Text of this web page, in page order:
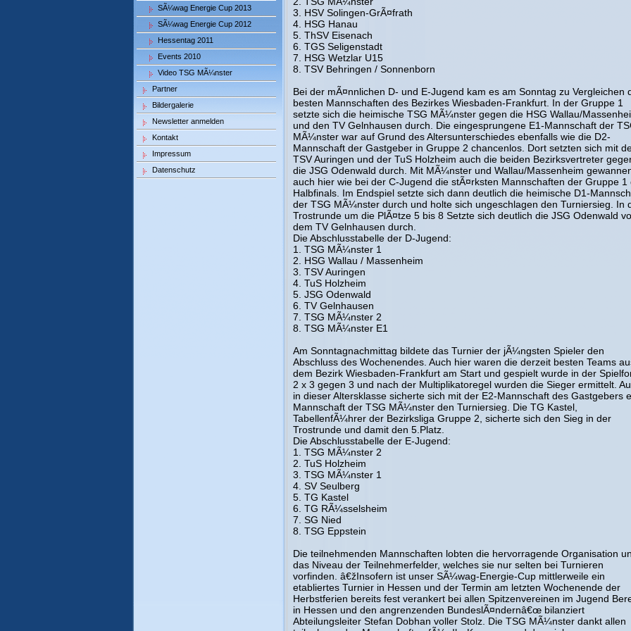
SÃ¼wag Energie Cup 2013
SÃ¼wag Energie Cup 2012
Hessentag 2011
Events 2010
Video TSG MÃ¼nster
Partner
Bildergalerie
Newsletter anmelden
Kontakt
Impressum
Datenschutz
3. HSV Solingen-GrÃ¤frath
4. HSG Hanau
5. ThSV Eisenach
6. TGS Seligenstadt
7. HSG Wetzlar U15
8. TSV Behringen / Sonnenborn
Bei der mÃ¤nnlichen D- und E-Jugend kam es am Sonntag zu Vergleichen
besten Mannschaften des Bezirkes Wiesbaden-Frankfurt. In der Gruppe 1
setzte sich die heimische TSG MÃ¼nster gegen die HSG Wallau/
und den TV Gelnhausen durch. Die eingesprungene E1-Mannschaft der
MÃ¼nster war auf Grund des Altersunterschiedes ebenfalls wie die D2-
Mannschaft der Gastgeber in Gruppe 2 chancenlos. Dort setzten sich mit
TSV Auringen und der TuS Holzheim auch die beiden Bezirksvertreter
die JSG Odenwald durch. Mit MÃ¼nster und Wallau/Massenheim
auch hier wie bei der C-Jugend die stÃ¤rksten Mannschaften der Gruppe 1
Halbfinals. Im Endspiel setzte sich dann deutlich die heimische D1-
der TSG MÃ¼nster durch und holte sich ungeschlagen den Turniersieg. In
Trostrunde um die PlÃ¤tze 5 bis 8 Setzte sich deutlich die JSG Odenwald
dem TV Gelnhausen durch.
Die Abschlusstabelle der D-Jugend:
1. TSG MÃ¼nster 1
2. HSG Wallau / Massenheim
3. TSV Auringen
4. TuS Holzheim
5. JSG Odenwald
6. TV Gelnhausen
7. TSG MÃ¼nster 2
8. TSG MÃ¼nster E1
Am Sonntagnachmittag bildete das Turnier der jÃ¼ngsten Spieler den
Abschluss des Wochenendes. Auch hier waren die derzeit besten Teams
dem Bezirk Wiesbaden-Frankfurt am Start und gespielt wurde in der
2 x 3 gegen 3 und nach der Multiplikatoregel wurden die Sieger ermittelt.
in dieser Altersklasse sicherte sich mit der E2-Mannschaft des Gastgebers
Mannschaft der TSG MÃ¼nster den Turniersieg. Die TG Kastel,
TabellenfÃ¼hrer der Bezirksliga Gruppe 2, sicherte sich den Sieg in der
Trostrunde und damit den 5.Platz.
Die Abschlusstabelle der E-Jugend:
1. TSG MÃ¼nster 2
2. TuS Holzheim
3. TSG MÃ¼nster 1
4. SV Seulberg
5. TG Kastel
6. TG RÃ¼sselsheim
7. SG Nied
8. TSG Eppstein
Die teilnehmenden Mannschaften lobten die hervorragende Organisation
das Niveau der Teilnehmerfelder, welches sie nur selten bei Turnieren
vorfinden. â€žInsofern ist unser SÃ¼wag-Energie-Cup mittlerweile ein
etabliertes Turnier in Hessen und der Termin am letzten Wochenende der
Herbstferien bereits fest verankert bei allen Spitzenvereinen im Jugend
in Hessen und den angrenzenden BundeslÃ¤ndernâ€œ bilanziert
Abteilungsleiter Stefan Dobhan voller Stolz. Die TSG MÃ¼nster dankt allen